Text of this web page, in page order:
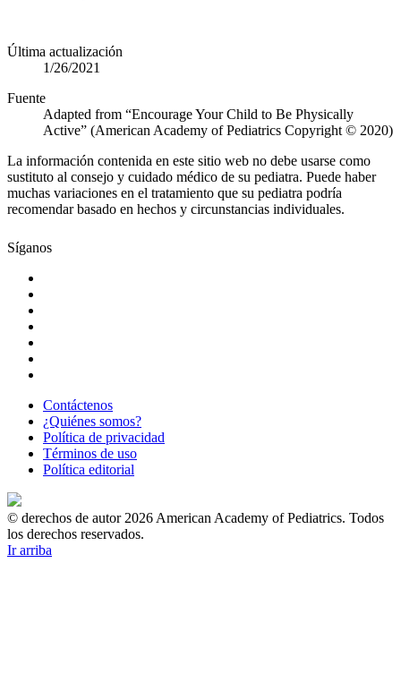
Última actualización
1/26/2021
Fuente
Adapted from “Encourage Your Child to Be Physically
Active” (American Academy of Pediatrics Copyright © 2020)
La información contenida en este sitio web no debe usarse como
sustituto al consejo y cuidado médico de su pediatra. Puede haber
muchas variaciones en el tratamiento que su pediatra podría
recomendar basado en hechos y circunstancias individuales.
Síganos
Contáctenos
¿Quiénes somos?
Política de privacidad
Términos de uso
Política editorial
© derechos de autor 2026 American Academy of Pediatrics. Todos
los derechos reservados.
Ir arriba